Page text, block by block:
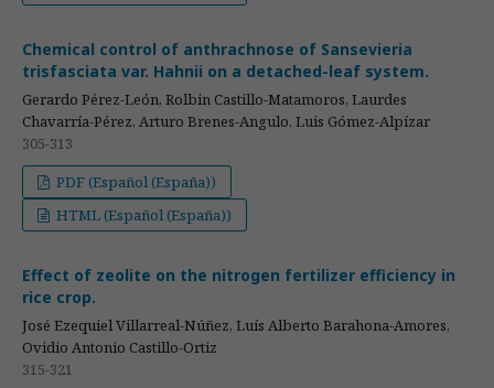
Chemical control of anthrachnose of Sansevieria
trisfasciata var. Hahnii on a detached-leaf system.
Gerardo Pérez-León, Rolbin Castillo-Matamoros, Laurdes
Chavarría-Pérez, Arturo Brenes-Angulo, Luis Gómez-Alpízar
305-313
PDF (Español (España))
HTML (Español (España))
Effect of zeolite on the nitrogen fertilizer efficiency in
rice crop.
José Ezequiel Villarreal-Núñez, Luís Alberto Barahona-Amores,
Ovidio Antonio Castillo-Ortiz
315-321